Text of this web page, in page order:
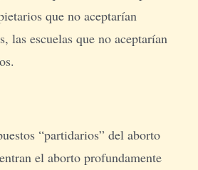
que no aceptarían
las escuelas que no aceptarían
“partidarios” del aborto
el aborto profundamente